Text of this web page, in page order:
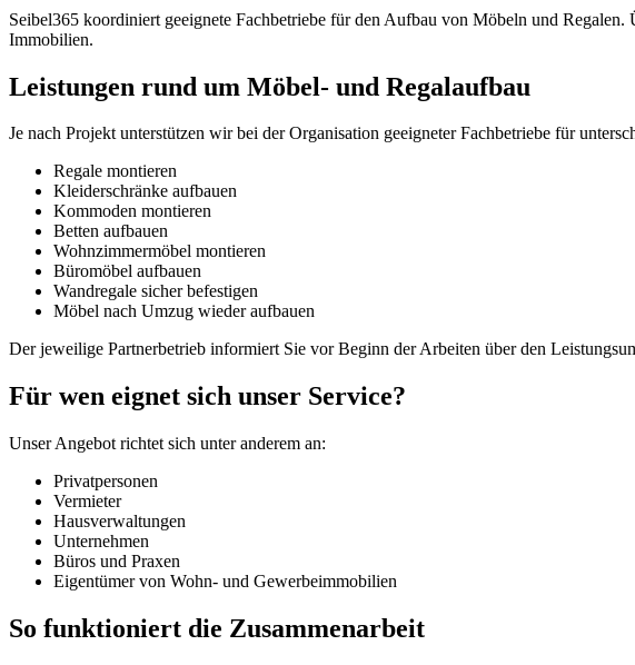
Seibel365 koordiniert geeignete Fachbetriebe für den Aufbau von Möbeln und
Immobilien.
Leistungen rund um Möbel- und Regalaufbau
Je nach Projekt unterstützen wir bei der Organisation geeigneter Fachbetriebe für
Regale montieren
Kleiderschränke aufbauen
Kommoden montieren
Betten aufbauen
Wohnzimmermöbel montieren
Büromöbel aufbauen
Wandregale sicher befestigen
Möbel nach Umzug wieder aufbauen
Der jeweilige Partnerbetrieb informiert Sie vor Beginn der Arbeiten über den
Für wen eignet sich unser Service?
Unser Angebot richtet sich unter anderem an:
Privatpersonen
Vermieter
Hausverwaltungen
Unternehmen
Büros und Praxen
Eigentümer von Wohn- und Gewerbeimmobilien
So funktioniert die Zusammenarbeit